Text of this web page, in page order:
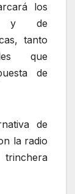
los
y de
tanto
que
de
de
la radio